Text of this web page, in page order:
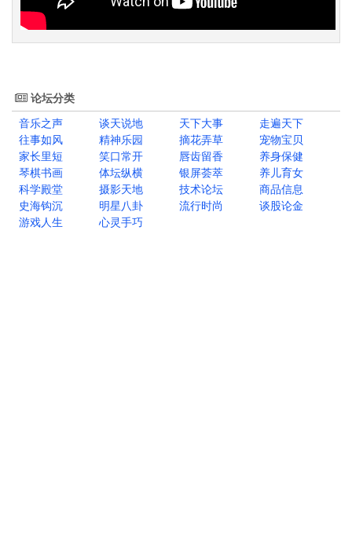
论坛分类
音乐之声
谈天说地 天下大事
走遍天下
往事如风
精神乐园 摘花弄草
宠物宝贝
家长里短
笑口常开 唇齿留香
养身保健
琴棋书画
体坛纵横 银屏荟萃
养儿育女
科学殿堂
摄影天地 技术论坛
商品信息
史海钩沉
明星八卦 流行时尚
谈股论金
游戏人生
心灵手巧